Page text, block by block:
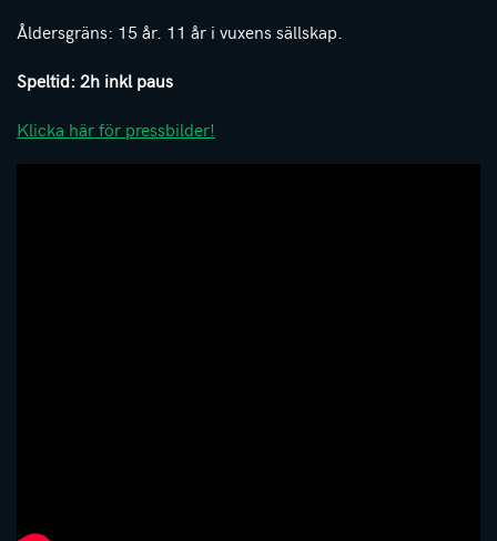
Åldersgräns: 15 år. 11 år i vuxens sällskap.
Speltid: 2h inkl paus
Klicka här för pressbilder!